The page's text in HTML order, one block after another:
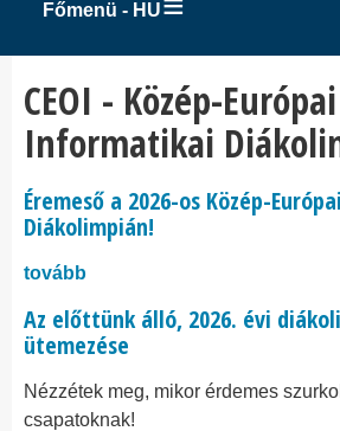
Főmenü - HU
CEOI - Közép-Európai
Informatikai
Éremeső a 2026-os Közép-
Diákolimpián!
tovább
Az előttünk álló, 2026. évi
ütemezése
Nézzétek meg, mikor érdemes
csapatoknak!